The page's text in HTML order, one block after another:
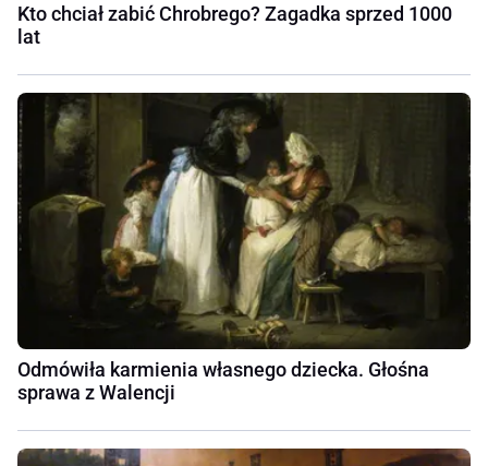
Kto chciał zabić Chrobrego? Zagadka sprzed 1000
lat
Odmówiła karmienia własnego dziecka. Głośna
sprawa z Walencji